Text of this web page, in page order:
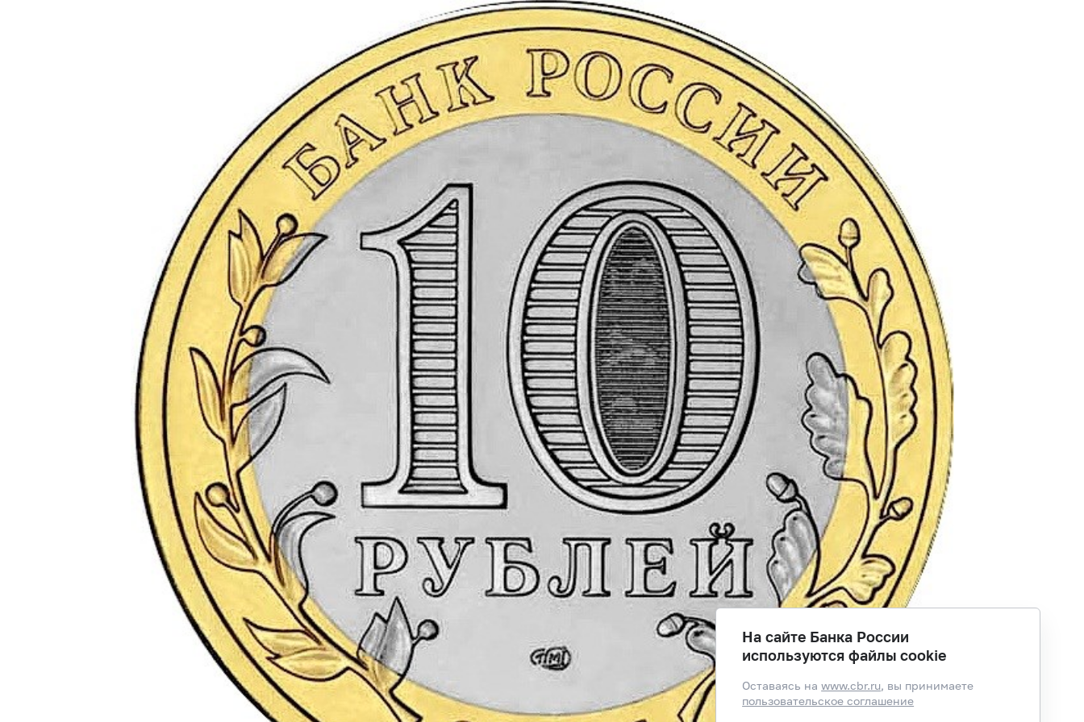
На сайте Банка России
используются файлы cookie
Оставаясь наwww.cbr.ru, вы принимаете
пользовательское соглашение